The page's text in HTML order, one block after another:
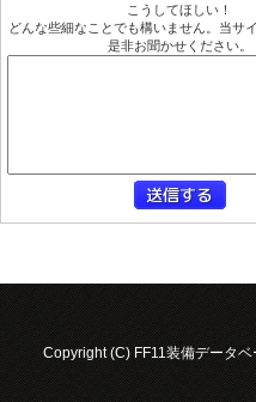
こうしてほしい！
どんな些細なことでも構いません。当サ
是非お聞かせください。
Copyright (C) FF11装備データ